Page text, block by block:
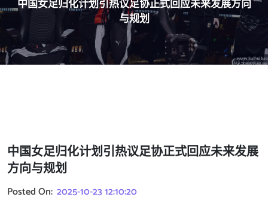
中国女足归化计划引热议足协正式回应未来发展方向
与规划
中国女足归化计划引热议足协正式回应未来发展
方向与规划
Posted On: 2025-10-23 12:10:20